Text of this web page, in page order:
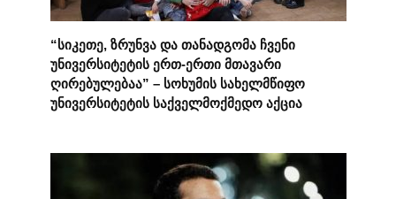
“სიკეთე, ზრუნვა და თანადგომა ჩვენი
უნივერსიტეტის ერთ-ერთი მთავარი
ღირებულებაა” – სოხუმის სახელმწიფო
უნივერსიტეტის საქველმოქმედო აქცია